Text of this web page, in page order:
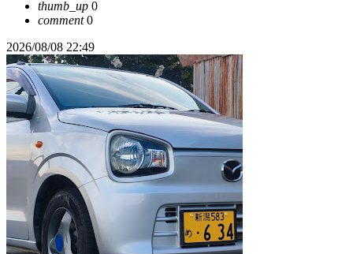
thumb_up 0
comment0
2026/08/08 22:49